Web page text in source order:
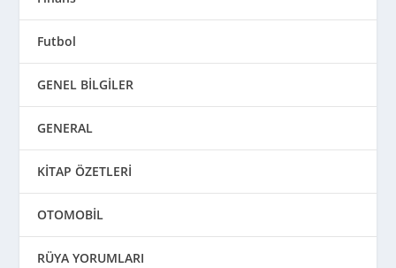
Futbol
GENEL BİLGİLER
GENERAL
KİTAP ÖZETLERİ
OTOMOBİL
RÜYA YORUMLARI